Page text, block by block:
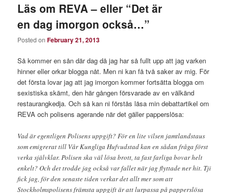
Läs om REVA – eller “Det är
en dag imorgon också…”
Posted onFebruary 21, 2013
Så kommer en sån där dag då jag har så fullt upp att jag varken
hinner eller orkar blogga nåt. Men ni kan få två saker av mig. För
det första lovar jag att jag imorgon kommer fortsätta blogga om
sexistiska skämt, den här gången försvarade av en välkänd
restaurangkedja. Och så kan ni förstås läsa min debattartikel om
REVA och polisens agerande när det gäller papperslösa:
Vad är egentligen Polisens uppgift? För en lite vilsen jamtlandstaus
som emigrerat till Vår Kungliga Hufvudstad kan en sådan fråga först
verka självklar. Polisen ska väl lösa brott, ta fast farliga bovar helt
enkelt? Och det trodde jag också var fallet när jag flyttade ner hit. Tji
fick jag, för den senaste tiden verkar det allt mer som att
Stockholmspolisens främsta uppgift är att lurpassa på papperslösa